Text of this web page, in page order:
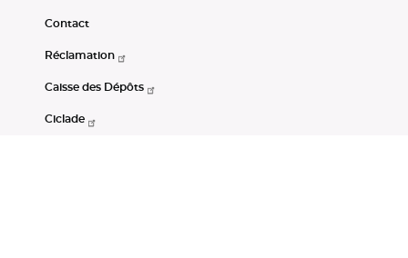
Contact
Réclamation
Caisse des Dépôts
Ciclade